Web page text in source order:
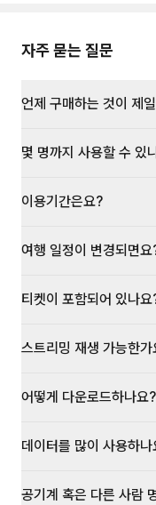
자주 묻는 질문
언제 구매하는 것이 제
몇 명까지 사용할 수 있
이용기간은요?
여행 일정이 변경되면요
티켓이 포함되어 있나요
스트리밍 재생 가능한가
어떻게 다운로드하나요?
데이터를 많이 사용하나
공기계 혹은 다른 사람